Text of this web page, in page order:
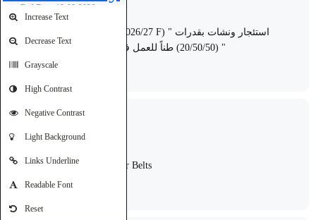
Increase Text
Decrease Text
Grayscale
High Contrast
Negative Contrast
Light Background
Links Underline
Readable Font
Reset
End Date: 10-08-2026
(20/50/50) طناً للعمل في المجمع الصناعي / العقبة "
Read More
End Date: 14-07-2026
Supply of Rubber Conveyor Belts
Read More